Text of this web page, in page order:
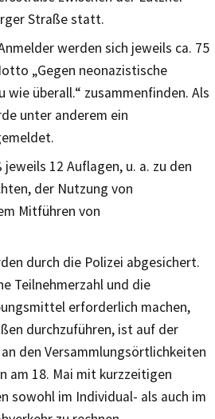
Straße statt.
werden sich jeweils ca. 75
„Gegen neonazistische
wie überall.“ zusammenfinden. Als
unter anderem ein
12 Auflagen, u. a. zu den
der Nutzung von
Mitführen von
durch die Polizei abgesichert.
Teilnehmerzahl und die
erforderlich machen,
durchzuführen, ist auf der
den Versammlungsörtlichkeiten
am 18. Mai mit kurzzeitigen
sowohl im Individual- als auch im